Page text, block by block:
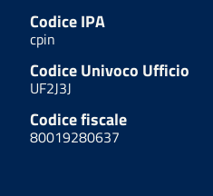
Codice IPA
cpin
Codice Univoco Ufficio
UF2J3J
Codice fiscale
80019280637